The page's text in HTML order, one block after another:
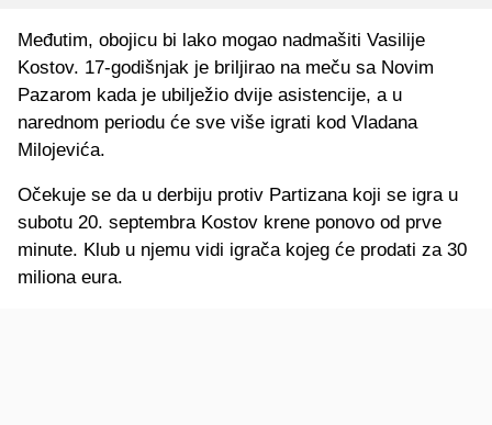
Međutim, obojicu bi lako mogao nadmašiti Vasilije
Kostov. 17-godišnjak je briljirao na meču sa Novim
Pazarom kada je ubilježio dvije asistencije, a u
narednom periodu će sve više igrati kod Vladana
Milojevića.
Očekuje se da u derbiju protiv Partizana koji se igra u
subotu 20. septembra Kostov krene ponovo od prve
minute. Klub u njemu vidi igrača kojeg će prodati za 30
miliona eura.